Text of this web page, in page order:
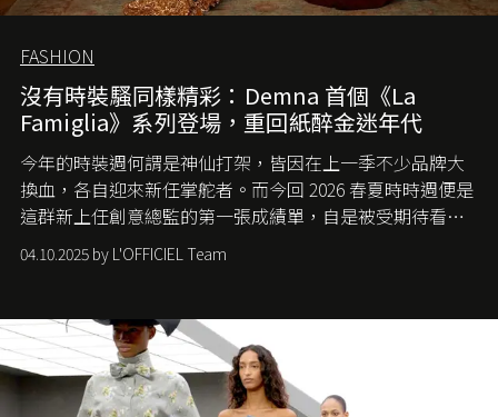
FASHION
沒有時裝騷同樣精彩：Demna 首個《La
Famiglia》系列登場，重回紙醉金迷年代
今年的時裝週何謂是神仙打架，皆因在上一季不少品牌大
換血，各自迎來新任掌舵者。而今回 2026 春夏時時週便是
這群新上任創意總監的第一張成績單，自是被受期待看他
們如何各顯神通。意大利老牌 Gucci 在過去幾個季度業績
難已救回，開雲集團任命成功曾翻轉 Balenciaga 的愛將
團市值一日蒸發 30 億美元，大眾擔心走得太前的 Demna
會忽略品牌的美學基礎，最後變成三不像。而從剛剛推出
的首作所造成的話題及關注度，我們便知道 Demna 沒這麼
簡單，一個嶄新的 Gucci 時代已經展開！
04.10.2025 by L'OFFICIEL Team